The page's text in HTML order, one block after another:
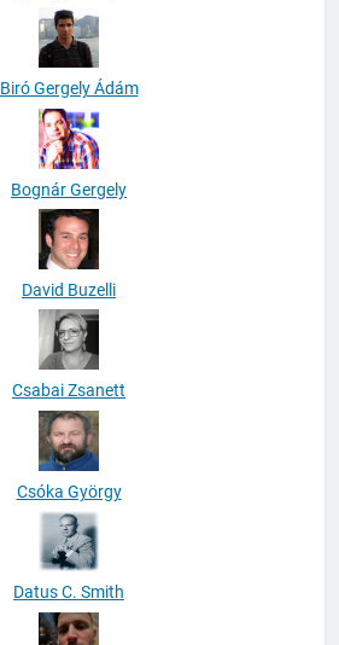
Biró Gergely Ádám
Bognár Gergely
David Buzelli
Csabai Zsanett
Csóka György
Datus C. Smith